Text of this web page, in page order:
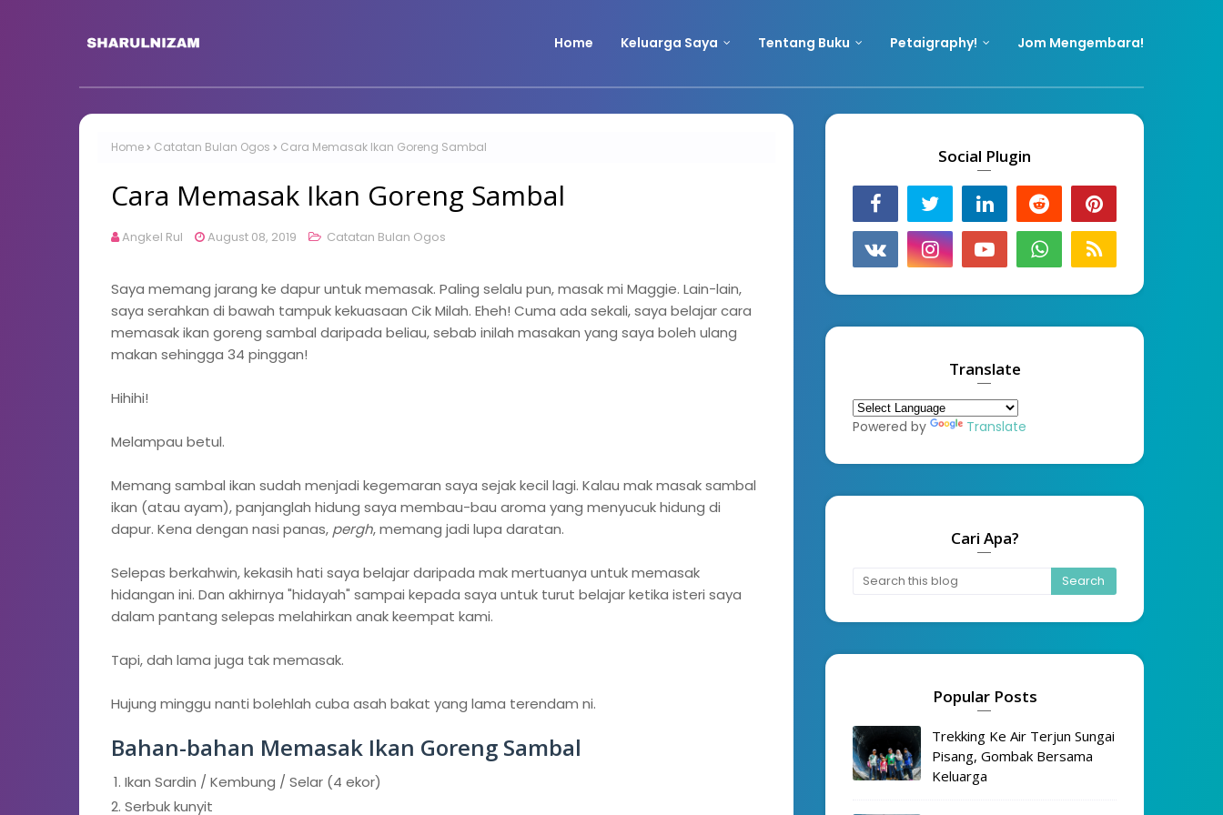
Home Keluarga Saya Tentang Buku Petaigraphy! Jom Mengembara!
Home Catatan Bulan Ogos Cara Memasak Ikan Goreng Sambal
Cara Memasak Ikan Goreng Sambal
Angkel Rul August 08, 2019 Catatan Bulan Ogos
Saya memang jarang ke dapur untuk memasak. Paling selalu pun, masak mi Maggie. Lain-lain,
saya serahkan di bawah tampuk kekuasaan Cik Milah. Eheh! Cuma ada sekali, saya belajar cara
memasak ikan goreng sambal daripada beliau, sebab inilah masakan yang saya boleh ulang
makan sehingga 34 pinggan!
Hihihi!
Melampau betul.
Memang sambal ikan sudah menjadi kegemaran saya sejak kecil lagi. Kalau mak masak sambal
ikan (atau ayam), panjanglah hidung saya membau-bau aroma yang menyucuk hidung di
dapur. Kena dengan nasi panas, pergh, memang jadi lupa daratan.
Selepas berkahwin, kekasih hati saya belajar daripada mak mertuanya untuk memasak
hidangan ini. Dan akhirnya "hidayah" sampai kepada saya untuk turut belajar ketika isteri saya
dalam pantang selepas melahirkan anak keempat kami.
Tapi, dah lama juga tak memasak.
Hujung minggu nanti bolehlah cuba asah bakat yang lama terendam ni.
Bahan-bahan Memasak Ikan Goreng Sambal
Ikan Sardin / Kembung / Selar (4 ekor)
Serbuk kunyit
Social Plugin
Translate
Powered by Translate
Cari Apa?
Popular Posts
Trekking Ke Air Terjun Sungai
Pisang, Gombak Bersama
Keluarga